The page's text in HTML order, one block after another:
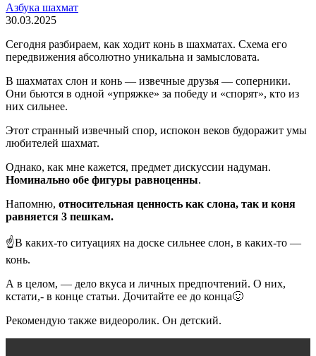
Азбука шахмат
30.03.2025
Сегодня разбираем, как ходит конь в шахматах. Схема его
передвижения абсолютно уникальна и замысловата.
В шахматах слон и конь — извечные друзья — соперники.
Они бьются в одной «упряжке» за победу и «спорят», кто из
них сильнее.
Этот странный извечный спор, испокон веков будоражит умы
любителей шахмат.
Однако, как мне кажется, предмет дискуссии надуман.
Номинально обе фигуры равноценны.
Напомню, относительная ценность как слона, так и коня
равняется 3 пешкам.
☝️В каких-то ситуациях на доске сильнее слон, в каких-то —
конь.
А в целом, — дело вкуса и личных предпочтений. О них,
кстати,- в конце статьи. Дочитайте ее до конца🙂
Рекомендую также видеоролик. Он детский.